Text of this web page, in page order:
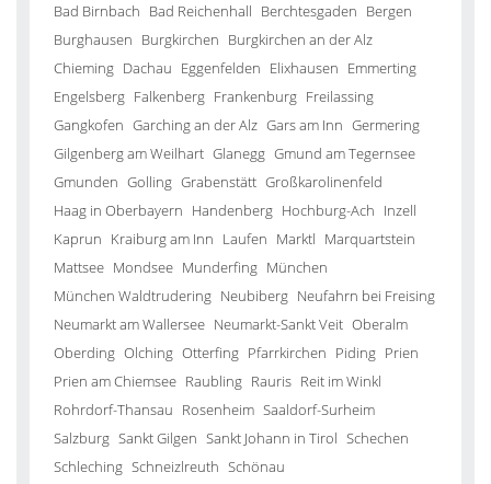
Bad Birnbach Bad Reichenhall Berchtesgaden Bergen
Burghausen Burgkirchen Burgkirchen an der Alz
Chieming Dachau Eggenfelden Elixhausen Emmerting
Engelsberg Falkenberg Frankenburg Freilassing
Gangkofen Garching an der Alz Gars am Inn Germering
Gilgenberg am Weilhart Glanegg Gmund am Tegernsee
Gmunden Golling Grabenstätt Großkarolinenfeld
Haag in Oberbayern Handenberg Hochburg-Ach Inzell
Kaprun Kraiburg am Inn Laufen Marktl Marquartstein
Mattsee Mondsee Munderfing München
München Waldtrudering Neubiberg Neufahrn bei Freising
Neumarkt am Wallersee Neumarkt-Sankt Veit Oberalm
Oberding Olching Otterfing Pfarrkirchen Piding Prien
Prien am Chiemsee Raubling Rauris Reit im Winkl
Rohrdorf-Thansau Rosenheim Saaldorf-Surheim
Salzburg Sankt Gilgen Sankt Johann in Tirol Schechen
Schleching Schneizlreuth Schönau